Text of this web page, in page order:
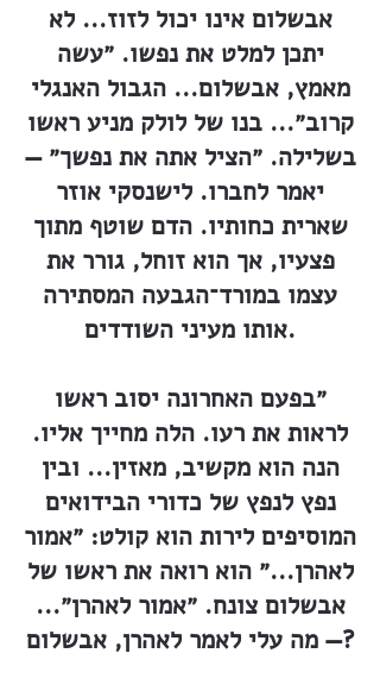
אבשלום אינו יכול לזוז... לא
יתכן למלט את נפשו. ״עשה
מאמץ, אבשלום... הגבול האנגלי
קרוב״... בנו של לולק מניע ראשו
בשלילה. ״הציל אתה את נפשך״ —
יאמר לחברו. לישנסקי אוזר
שארית כחותיו. הדם שוטף מתוך
פצעיו, אך הוא זוחל, גורר את
עצמו במורד־הגבעה המסתירה
אותו מעיני השודדים.
״בפעם האחרונה יסוב ראשו
לראות את רעו. הלה מחייך אליו.
הנה הוא מקשיב, מאזין... ובין
נפץ לנפץ של כדורי הבידואים
המוסיפים לירות הוא קולט: ״אמור
לאהרן...״ הוא רואה את ראשו של
אבשלום צונח. ״אמור לאהרן״...
— מה עלי לאמר לאהרן, אבשלום?